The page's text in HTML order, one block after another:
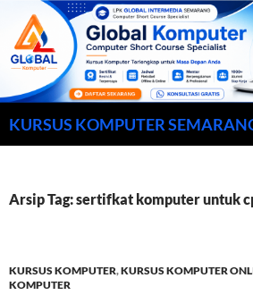
Arsip Tag: sertifkat komputer untuk
KURSUS KOMPUTER,KURSUS KOMPUTER
KOMPUTER